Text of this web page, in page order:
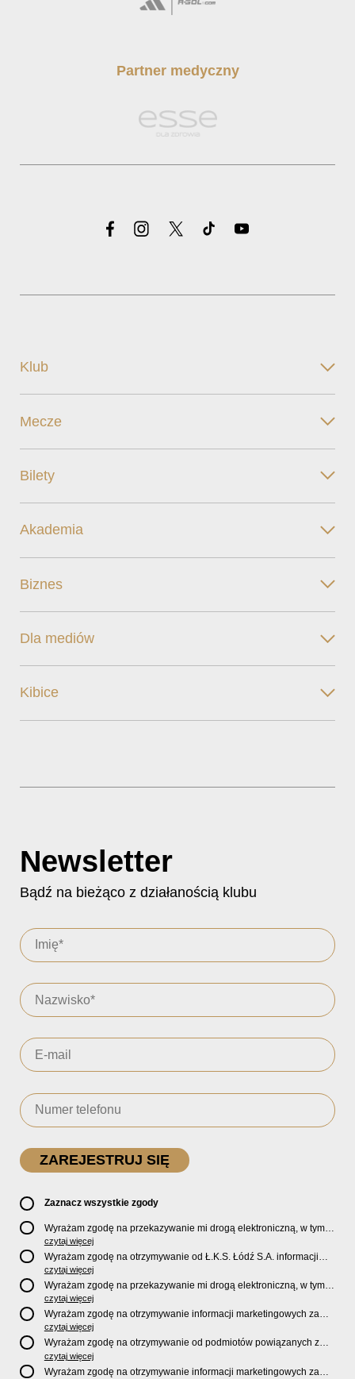
Partner medyczny
Klub
Mecze
Bilety
Akademia
Biznes
Dla mediów
Kibice
Newsletter
Bądź na bieżąco z działanością klubu
Zaznacz wszystkie zgody
Wyrażam zgodę na przekazywanie mi drogą elektroniczną, w tym
pocztą e-mail, oficjalnego newslettera oraz informacji o zniżkach,
promocjach, nowościach, biletach, karnetach, ofercie sklepu U2
Store oraz serwisu bilety.lkslodz.pl i innych produktach oraz
usługach oferowanych przez Ł.K.S. Łódź S.A.
czytaj więcej
Wyrażam zgodę na otrzymywanie od Ł.K.S. Łódź S.A. informacji
marketingowych dotyczących działalności spółki, ofert, wydarzeń i
produktów za pośrednictwem wiadomości SMS oraz połączeń
telefonicznych.
czytaj więcej
Wyrażam zgodę na przekazywanie mi drogą elektroniczną, w tym
pocztą e-mail, informacji handlowych i marketingowych o
produktach, usługach i działalnościSponsorów i PartnerówŁ.K.S.
Łódź S.A.
czytaj więcej
Wyrażam zgodę na otrzymywanie informacji marketingowych za
pośrednictwem wiadomości SMS oraz połączeń telefonicznych
odSponsorów i PartnerówŁ.K.S. Łódź S.A.
czytaj więcej
Wyrażam zgodę na otrzymywanie od podmiotów powiązanych z
Ł.K.S. Łódź S.A., tj. Fundacji ŁKS oraz Sport Catering sp. z
o.o. informacji marketingowych oraz informacji handlowych o
czytaj więcej
Wyrażam zgodę na otrzymywanie informacji marketingowych za